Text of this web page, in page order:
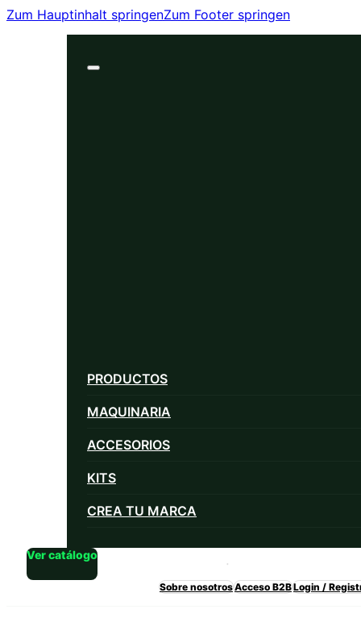
Zum Hauptinhalt springenZum Footer springen
PRODUCTOS
MAQUINARIA
ACCESORIOS
KITS
CREA TU MARCA
Ver catálogo
Sobre nosotrosAcceso B2BLogin /